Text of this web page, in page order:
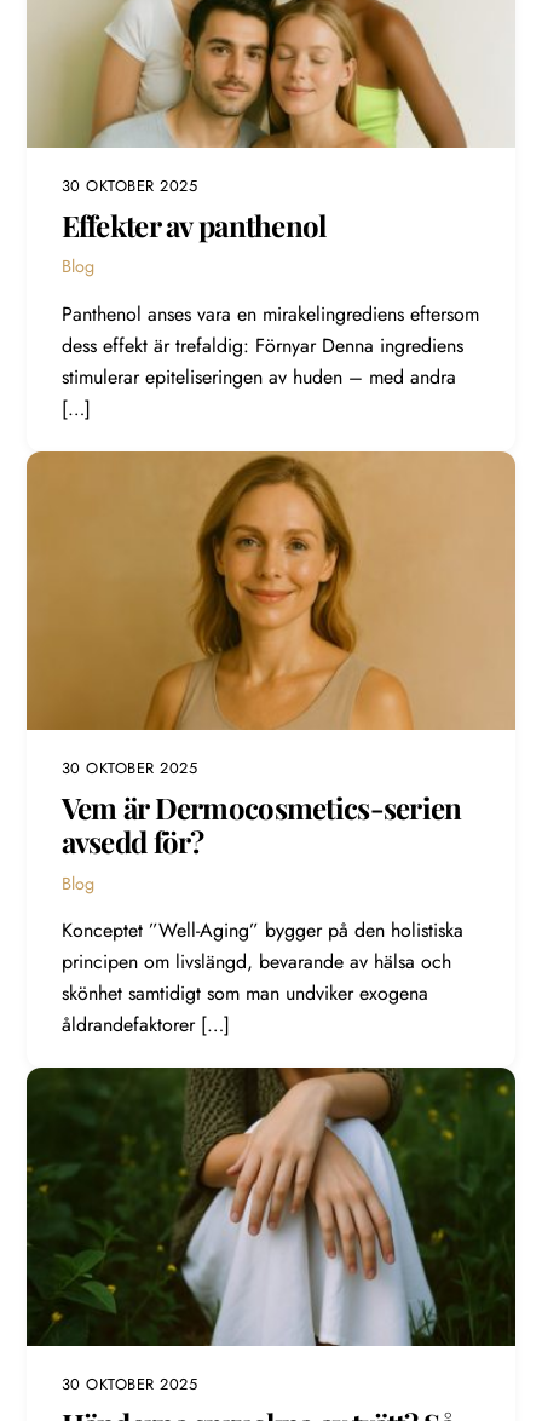
30 OKTOBER 2025
Effekter av panthenol
Blog
Panthenol anses vara en mirakelingrediens eftersom
dess effekt är trefaldig: Förnyar Denna ingrediens
stimulerar epiteliseringen av huden – med andra
[…]
30 OKTOBER 2025
Vem är Dermocosmetics-serien
avsedd för?
Blog
Konceptet ”Well-Aging” bygger på den holistiska
principen om livslängd, bevarande av hälsa och
skönhet samtidigt som man undviker exogena
åldrandefaktorer […]
30 OKTOBER 2025